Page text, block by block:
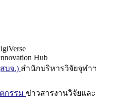
Hub
บจ.) สำนักบริหารวิจัยจุฬาฯ
กรรม ข่าวสารงานวิจัยและ